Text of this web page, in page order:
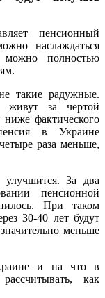
пенсионный
наслаждаться
можно полностью
такие радужные.
живут за чертой
ниже фактического
в Украине
раза меньше,
За два
пенсионной
При таком
30-40 лет будут
меньше
и на что в
как